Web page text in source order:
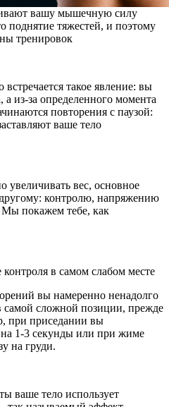
вашу мышечную силу
поднятие тяжестей, и поэтому
тренировок
такое явление: вы
а из-за определенного момента
повторения с паузой:
ваше тело
увеличивать вес, основное
контролю, напряжению
покажем тебе, как
в самом слабом месте
вы намеренно ненадолго
самой сложной позиции, прежде
при приседании вы
1-3 секунды или при жиме
на груди.
ваше тело использует